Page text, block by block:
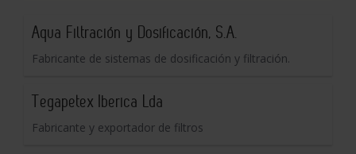
Aqua Filtración y Dosificación, S.A.
Fabricante de sistemas de dosificación y filtración.
Tegapetex Iberica Lda
Fabricante y exportador de filtros